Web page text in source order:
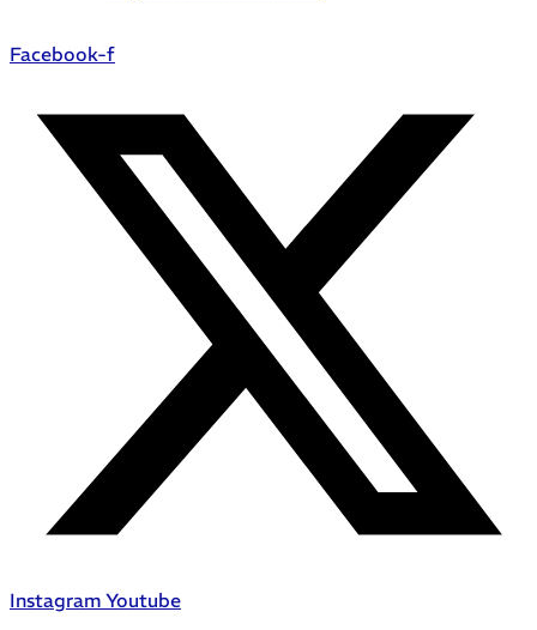
Facebook-f
Instagram Youtube